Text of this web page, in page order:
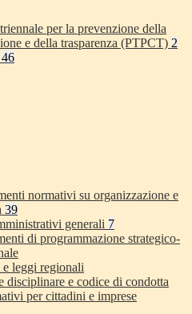
per la prevenzione della
e della trasparenza (PTPCT) 2
46
normativi su organizzazione e
39
generali 7
di programmazione strategico-
e leggi regionali
disciplinare e codice di condotta
per cittadini e imprese